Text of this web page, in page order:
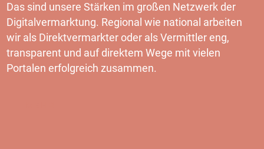
Das sind unsere Stärken im großen Netzwerk der
Digitalvermarktung. Regional wie national arbeiten
wir als Direktvermarkter oder als Vermittler eng,
transparent und auf direktem Wege mit vielen
Portalen erfolgreich zusammen.